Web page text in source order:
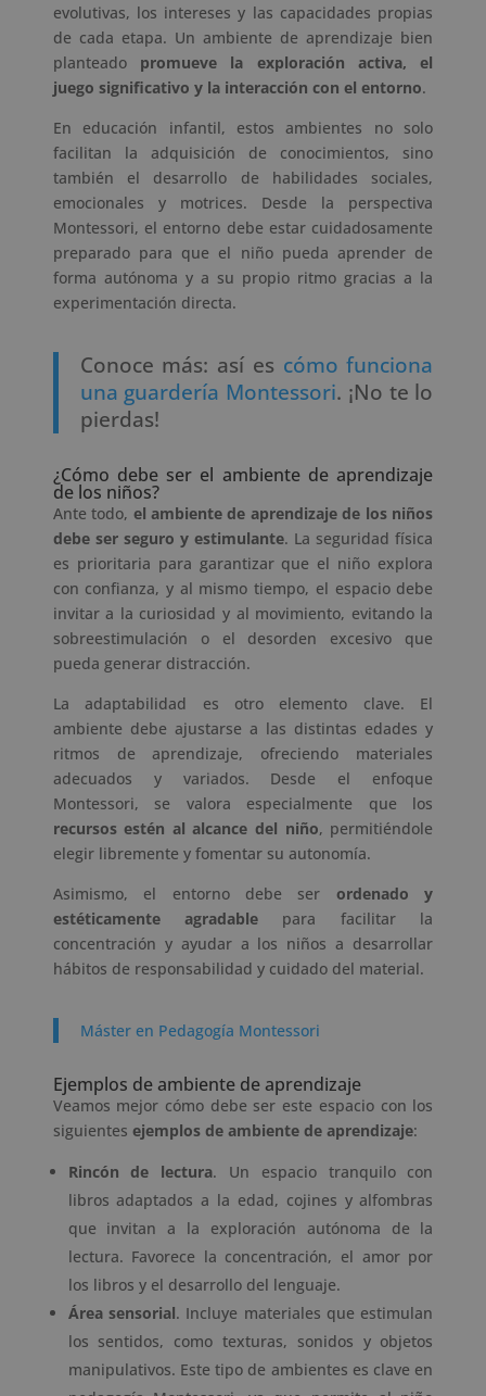
evolutivas, los intereses y las capacidades propias
de cada etapa. Un ambiente de aprendizaje bien
planteado promueve la exploración activa, el
juego significativo y la interacción con el entorno.
En educación infantil, estos ambientes no solo
facilitan la adquisición de conocimientos, sino
también el desarrollo de habilidades sociales,
emocionales y motrices. Desde la perspectiva
Montessori, el entorno debe estar cuidadosamente
preparado para que el niño pueda aprender de
forma autónoma y a su propio ritmo gracias a la
experimentación directa.
Conoce más: así es cómo funciona
una guardería Montessori. ¡No te lo
pierdas!
¿Cómo debe ser el ambiente de aprendizaje
de los niños?
Ante todo, el ambiente de aprendizaje de los niños
debe ser seguro y estimulante. La seguridad física
es prioritaria para garantizar que el niño explora
con confianza, y al mismo tiempo, el espacio debe
invitar a la curiosidad y al movimiento, evitando la
sobreestimulación o el desorden excesivo que
pueda generar distracción.
La adaptabilidad es otro elemento clave. El
ambiente debe ajustarse a las distintas edades y
ritmos de aprendizaje, ofreciendo materiales
adecuados y variados. Desde el enfoque
Montessori, se valora especialmente que los
recursos estén al alcance del niño, permitiéndole
elegir libremente y fomentar su autonomía.
Asimismo, el entorno debe ser ordenado y
estéticamente agradable para facilitar la
concentración y ayudar a los niños a desarrollar
hábitos de responsabilidad y cuidado del material.
Máster en Pedagogía Montessori
Ejemplos de ambiente de aprendizaje
Veamos mejor cómo debe ser este espacio con los
siguientes ejemplos de ambiente de aprendizaje:
Rincón de lectura. Un espacio tranquilo con
libros adaptados a la edad, cojines y alfombras
que invitan a la exploración autónoma de la
lectura. Favorece la concentración, el amor por
los libros y el desarrollo del lenguaje.
Área sensorial. Incluye materiales que estimulan
los sentidos, como texturas, sonidos y objetos
manipulativos. Este tipo de ambientes es clave en